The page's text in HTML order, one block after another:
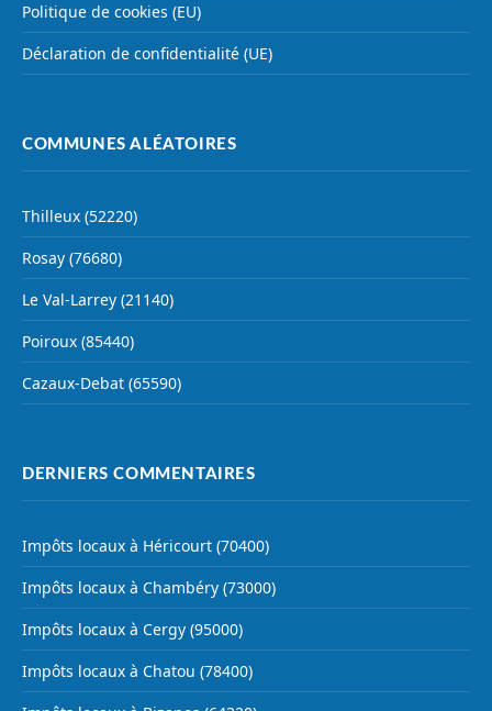
Politique de cookies (EU)
Déclaration de confidentialité (UE)
COMMUNES ALÉATOIRES
Thilleux (52220)
Rosay (76680)
Le Val-Larrey (21140)
Poiroux (85440)
Cazaux-Debat (65590)
DERNIERS COMMENTAIRES
Impôts locaux à Héricourt (70400)
Impôts locaux à Chambéry (73000)
Impôts locaux à Cergy (95000)
Impôts locaux à Chatou (78400)